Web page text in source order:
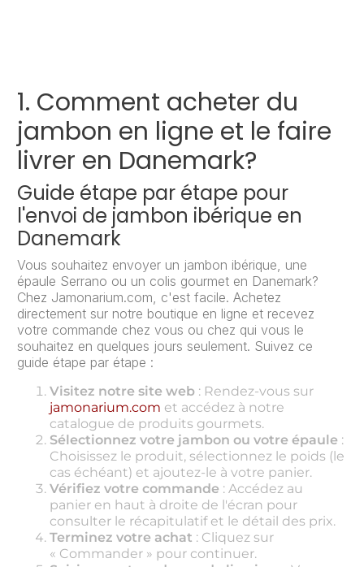
1. Comment acheter du
jambon en ligne et le faire
livrer en Danemark?
Guide étape par étape pour
l'envoi de jambon ibérique en
Danemark
Vous souhaitez envoyer un jambon ibérique, une
épaule Serrano ou un colis gourmet en Danemark?
Chez Jamonarium.com, c'est facile. Achetez
directement sur notre boutique en ligne et recevez
votre commande chez vous ou chez qui vous le
souhaitez en quelques jours seulement. Suivez ce
guide étape par étape :
Visitez notre site web : Rendez-vous sur
jamonarium.com et accédez à notre
catalogue de produits gourmets.
Sélectionnez votre jambon ou votre épaule :
Choisissez le produit, sélectionnez le poids (le
cas échéant) et ajoutez-le à votre panier.
Vérifiez votre commande : Accédez au
panier en haut à droite de l'écran pour
consulter le récapitulatif et le détail des prix.
Terminez votre achat : Cliquez sur
« Commander » pour continuer.